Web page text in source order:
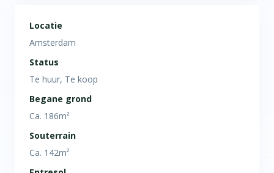
Locatie
Amsterdam
Status
Te huur, Te koop
Begane grond
Ca. 186m²
Souterrain
Ca. 142m²